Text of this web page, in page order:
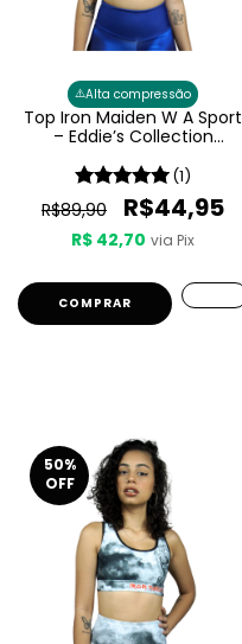
⚠️Alta compressão
Top Iron Maiden W A Sport
– Eddie’s Collection
(1)
R$89,90 R$44,95
R$ 42,70 via Pix
COMPRAR
50%
OFF